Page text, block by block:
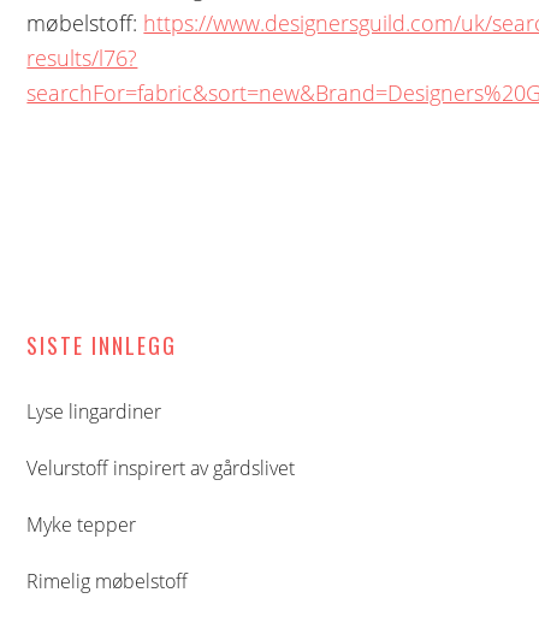
møbelstoff: https://www.designersguild.com/uk/
results/l76?
Hoved
sidebar
SISTE INNLEGG
Lyse lingardiner
Velurstoff inspirert av gårdslivet
Myke tepper
Rimelig møbelstoff